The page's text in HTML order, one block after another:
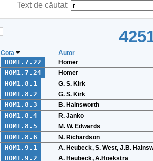
Text de căutat:
Cota Autor
HOM1.7.22 Homer
HOM1.7.24 Homer
HOM1.8.1 G. S. Kirk
HOM1.8.2 G. S. Kirk
HOM1.8.3 B. Hainsworth
HOM1.8.4 R. Janko
HOM1.8.5 M. W. Edwards
HOM1.8.6 N. Richardson
HOM1.9.1 A. Heubeck, S. West, J.B.
HOM1.9.2 A. Heubeck, A.Hoekstra